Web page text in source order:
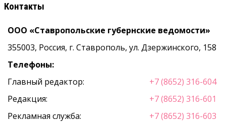
Контакты
ООО «Ставропольские губернские ведомости»
355003, Россия, г. Ставрополь, ул. Дзержинского, 158
Телефоны:
Главный редактор:
+7 (8652) 316-604
Редакция:
+7 (8652) 316-601
Рекламная служба:
+7 (8652) 316-603